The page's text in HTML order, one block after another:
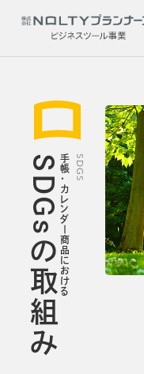
サービス
製品を探す
5つの強み
導入実績
SDGS
手帳・カレンダー商品における
SDGsの取組み